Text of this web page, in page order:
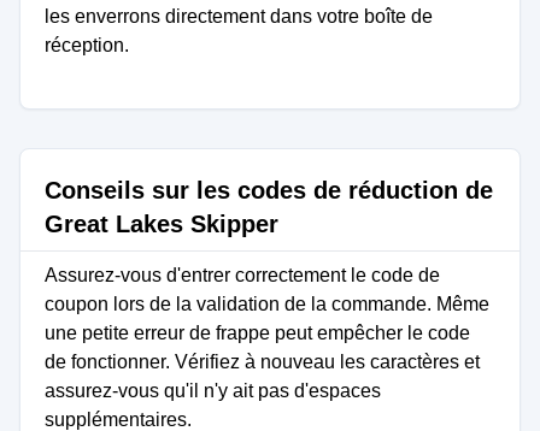
les enverrons directement dans votre boîte de
réception.
Conseils sur les codes de réduction de
Great Lakes Skipper
Assurez-vous d'entrer correctement le code de
coupon lors de la validation de la commande. Même
une petite erreur de frappe peut empêcher le code
de fonctionner. Vérifiez à nouveau les caractères et
assurez-vous qu'il n'y ait pas d'espaces
supplémentaires.